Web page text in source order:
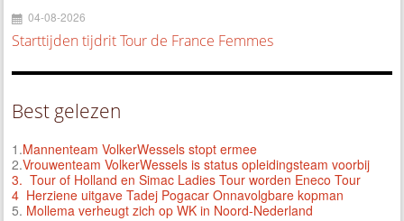
04-08-2026
Starttijden tijdrit Tour de France Femmes
Best gelezen
1.Mannenteam VolkerWessels stopt ermee
2.Vrouwenteam VolkerWessels is status opleidingsteam voorbij
3. Tour of Holland en Simac Ladies Tour worden Eneco Tour
4 Herziene uitgave Tadej Pogacar Onnavolgbare kopman
5. Mollema verheugt zich op WK in Noord-Nederland